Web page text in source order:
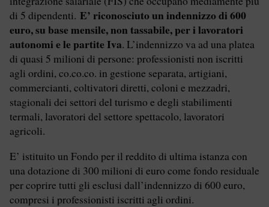
di 5 dipendenti. E’ riconosciuto un indennizzo di 600
euro, su base mensile, non tassabile, per i lavoratori
autonomi e le partite Iva. L’indennizzo va ad una platea
di quasi 5 milioni di persone: professionisti non iscritti
agli ordini, co.co.co. in gestione separata, artigiani,
commercianti, coltivatori diretti, coloni e mezzadri,
stagionali dei settori del turismo e degli stabilimenti
termali, lavoratori del settore spettacolo, lavoratori
agricoli.
E’ istituito un Fondo per il reddito di ultima istanza con
una dotazione di 300 milioni di euro come fondo residuale
per coprire tutti gli esclusi dall’indennizzo di 600 euro,
compresi i professionisti iscritti agli ordini.